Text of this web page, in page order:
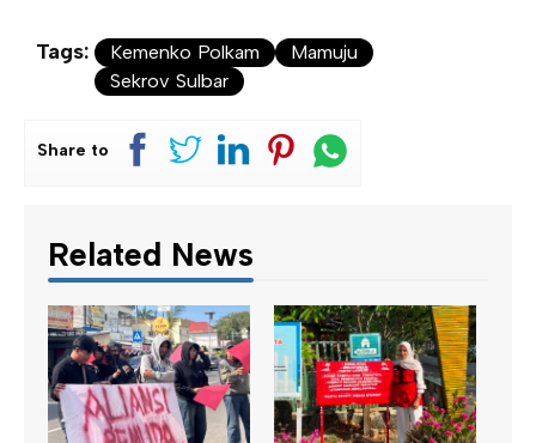
Tags: Kemenko Polkam
Mamuju
Sekrov Sulbar
Share to
Related News